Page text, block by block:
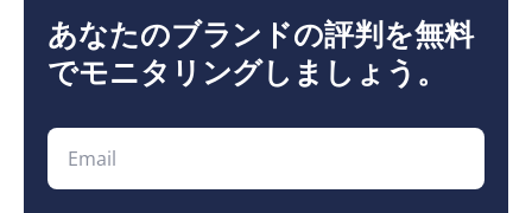
あなたのブランドの評判を無料
でモニタリングしましょう。